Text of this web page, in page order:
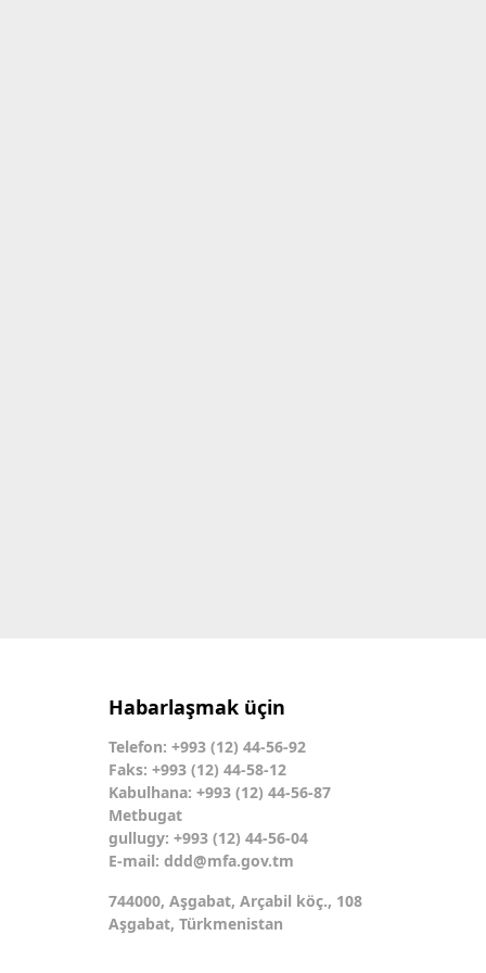
Habarlaşmak üçin
Telefon: +993 (12) 44-56-92
Faks: +993 (12) 44-58-12
Kabulhana: +993 (12) 44-56-87
Metbugat
gullugy: +993 (12) 44-56-04
E-mail: ddd@mfa.gov.tm
744000, Aşgabat, Arçabil köç., 108
Aşgabat, Türkmenistan